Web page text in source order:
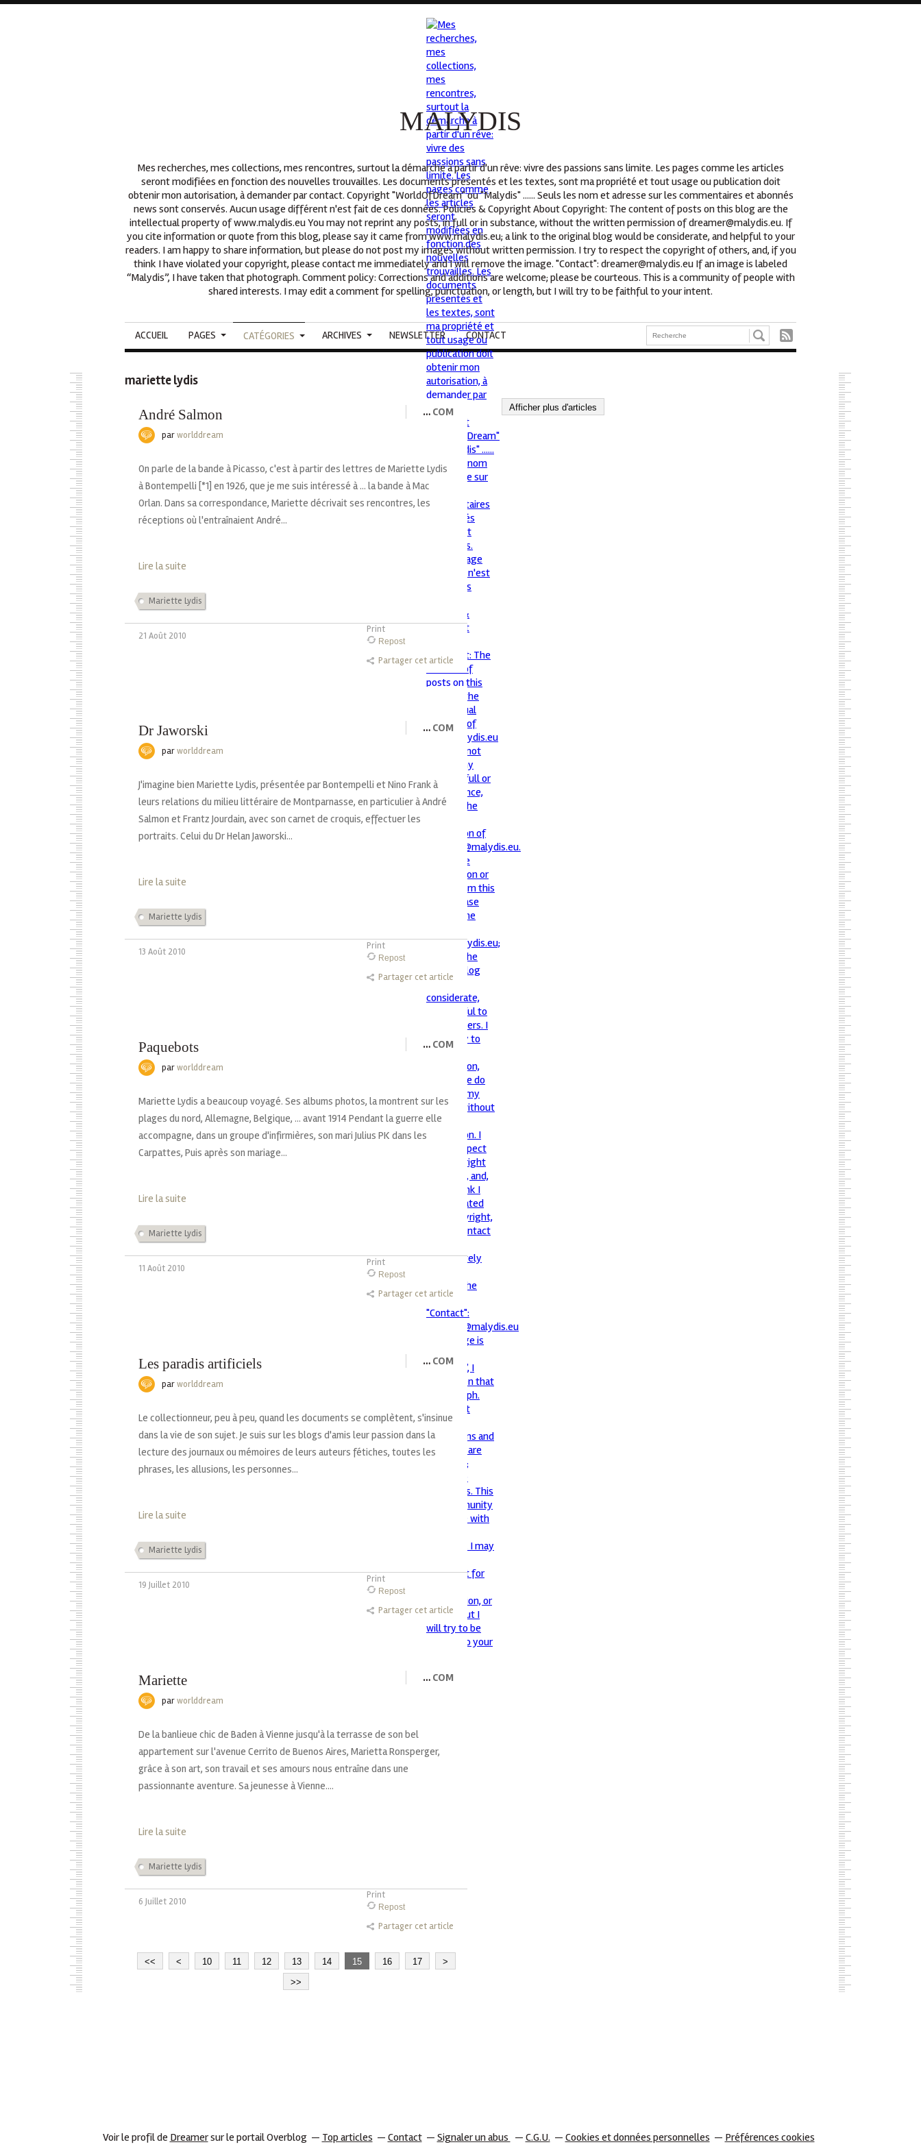
MALYDIS
Mes recherches, mes collections, mes rencontres, surtout la démarche à partir d'un rêve: vivre des passions sans limite. Les pages comme les articles
seront modifiées en fonction des nouvelles trouvailles. Les documents présentés et les textes, sont ma propriété et tout usage ou publication doit
obtenir mon autorisation, à demander par contact. Copyright "WorldOfDream" ou "Malydis" ...... Seuls les nom et adresse sur les commentaires et abonnés
news sont conservés. Aucun usage différent n'est fait de ces données. Policies & Copyright About Copyright: The content of posts on this blog are the
intellectual property of www.malydis.eu You may not reprint any posts, in full or in substance, without the written permission of dreamer@malydis.eu. If
you cite information or quote from this blog, please say it came from www.malydis.eu; a link to the original blog would be considerate, and helpful to your
readers. I am happy to share information, but please do not post my images without written permission. I try to respect the copyright of others, and, if you
think I have violated your copyright, please contact me immediately and I will remove the image. "Contact": dreamer@malydis.eu If an image is labeled
“Malydis”, I have taken that photograph. Comment policy: Corrections and additions are welcome; please be courteous. This is a community of people with
shared interests. I may edit a comment for spelling, punctuation, or length, but I will try to be faithful to your intent.
ACCUEIL PAGES CATÉGORIES ARCHIVES NEWSLETTER CONTACT
mariette lydis
André Salmon … COM
parworlddream
On parle de la bande à Picasso, c'est à partir des lettres de Mariette Lydis
à Bontempelli [*1] en 1926, que je me suis intéressé à ... la bande à Mac
Orlan. Dans sa correspondance, Mariette décrivait ses rencontres, les
réceptions où l'entraînaient André...
Lire la suite
Mariette Lydis
21 Août 2010
Print
Repost
Partager cet article
Dr Jaworski … COM
parworlddream
J'imagine bien Mariette Lydis, présentée par Bontempelli et Nino Frank à
leurs relations du milieu littéraire de Montparnasse, en particulier à André
Salmon et Frantz Jourdain, avec son carnet de croquis, effectuer les
portraits. Celui du Dr Helan Jaworski...
Lire la suite
Mariette Lydis
13 Août 2010
Print
Repost
Partager cet article
Paquebots … COM
parworlddream
Mariette Lydis a beaucoup voyagé. Ses albums photos, la montrent sur les
plages du nord, Allemagne, Belgique, ... avant 1914 Pendant la guerre elle
accompagne, dans un groupe d'infirmières, son mari Julius PK dans les
Carpattes, Puis après son mariage...
Lire la suite
Mariette Lydis
11 Août 2010
Print
Repost
Partager cet article
Les paradis artificiels … COM
parworlddream
Le collectionneur, peu à peu, quand les documents se complètent, s'insinue
dans la vie de son sujet. Je suis sur les blogs d'amis leur passion dans la
lecture des journaux ou mémoires de leurs auteurs fétiches, toutes les
phrases, les allusions, les personnes...
Lire la suite
Mariette Lydis
19 Juillet 2010
Print
Repost
Partager cet article
Mariette … COM
parworlddream
De la banlieue chic de Baden à Vienne jusqu'à la terrasse de son bel
appartement sur l'avenue Cerrito de Buenos Aires, Marietta Ronsperger,
grâce à son art, son travail et ses amours nous entraîne dans une
passionnante aventure. Sa jeunesse à Vienne....
Lire la suite
Mariette Lydis
6 Juillet 2010
Print
Repost
Partager cet article
<< < 10 11 12 13 14 15 16 17
>
>>
Afficher plus d'articles
Voir le profil de Dreamersur le portail Overblog Top articles Contact Signaler un abus C.G.U. Cookies et données personnelles Préférences cookies